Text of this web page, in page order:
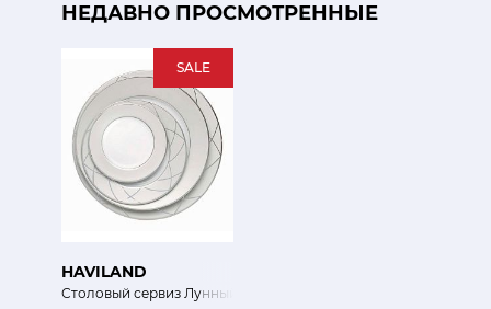
НЕДАВНО ПРОСМОТРЕННЫЕ
SALE
HAVILAND
Столовый сервиз Лунный свет